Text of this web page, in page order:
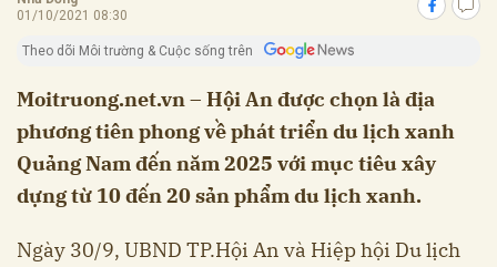
01/10/2021 08:30
Theo dõi Môi trường & Cuộc sống trên
Moitruong.net.vn – Hội An được chọn là địa
phương tiên phong về phát triển du lịch xanh
Quảng Nam đến năm 2025 với mục tiêu xây
dựng từ 10 đến 20 sản phẩm du lịch xanh.
Ngày 30/9, UBND TP.Hội An và Hiệp hội Du lịch